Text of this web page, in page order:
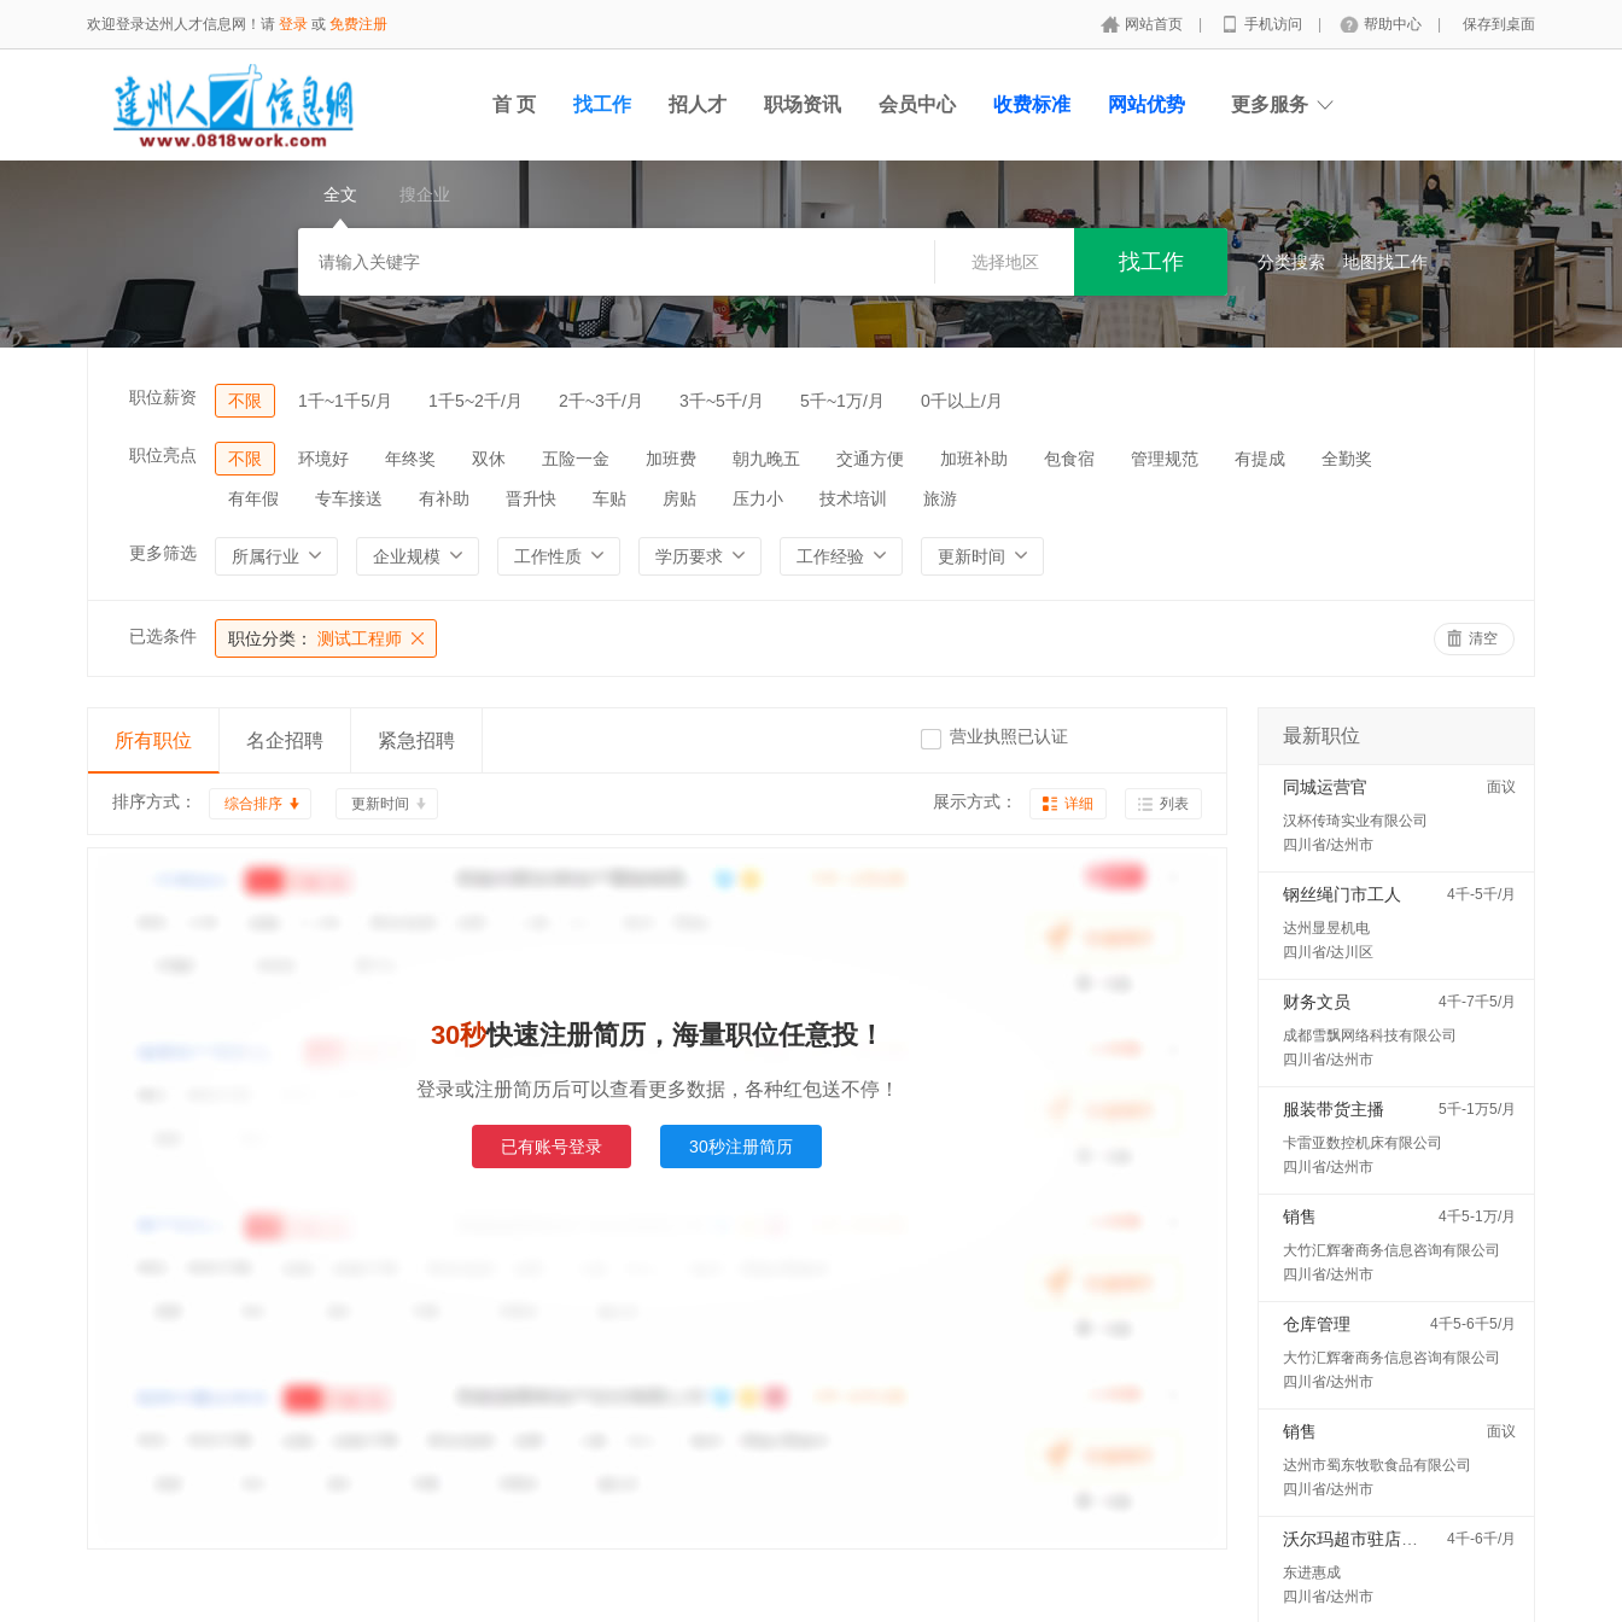
欢迎登录达州人才信息网！请 登录 或 免费注册 网站首页 手机访问 帮助中心 保存到桌面
首 页 找工作 招人才 职场资讯 会员中心 收费标准 网站优势 更多服务
全文 搜企业
选择地区 分类搜索 地图找工作
职位薪资 不限 1千~1千5/月 1千5~2千/月 2千~3千/月 3千~5千/月 5千~1万/月 0千以上/月
职位亮点 不限 环境好 年终奖 双休 五险一金 加班费 朝九晚五 交通方便 加班补助 包食宿 管理规范 有提成 全勤奖
有年假 专车接送 有补助 晋升快 车贴 房贴 压力小 技术培训 旅游
更多筛选 所属行业 企业规模 工作性质 学历要求 工作经验 更新时间
已选条件 职位分类： 测试工程师 清空
所有职位 名企招聘 紧急招聘 营业执照已认证
排序方式： 综合排序 更新时间 展示方式： 详细 列表
30秒快速注册简历，海量职位任意投！
登录或注册简历后可以查看更多数据，各种红包送不停！
已有账号登录 30秒注册简历
最新职位
同城运营官
面议
汉杯传琦实业有限公司
四川省/达州市
钢丝绳门市工人
4千-5千/月
达州显昱机电
四川省/达川区
财务文员
4千-7千5/月
成都雪飘网络科技有限公司
四川省/达州市
服装带货主播
5千-1万5/月
卡雷亚数控机床有限公司
四川省/达州市
销售
4千5-1万/月
大竹汇辉奢商务信息咨询有限公司
四川省/达州市
仓库管理
4千5-6千5/月
大竹汇辉奢商务信息咨询有限公司
四川省/达州市
销售
面议
达州市蜀东牧歌食品有限公司
四川省/达州市
4千-6千/月
东进惠成
四川省/达州市